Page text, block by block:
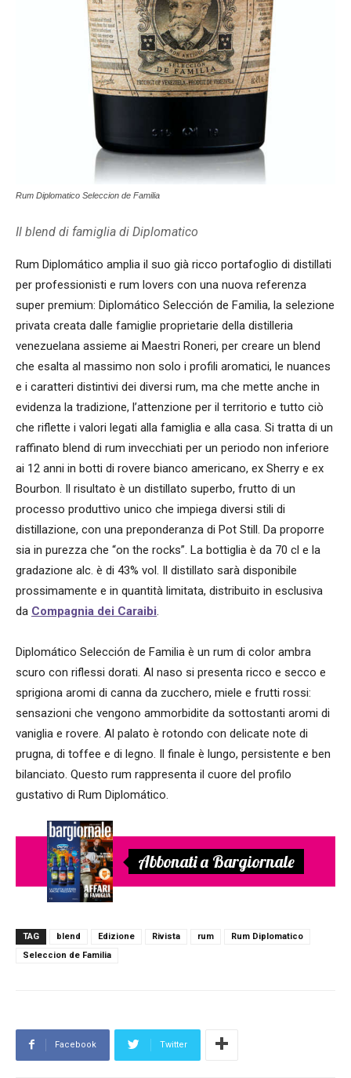
Rum Diplomatico Seleccion de Familia
Il blend di famiglia di Diplomatico
Rum Diplomático amplia il suo già ricco portafoglio di distillati
per professionisti e rum lovers con una nuova referenza
super premium: Diplomático Selección de Familia, la selezione
privata creata dalle famiglie proprietarie della distilleria
venezuelana assieme ai Maestri Roneri, per creare un blend
che esalta al massimo non solo i profili aromatici, le nuances
e i caratteri distintivi dei diversi rum, ma che mette anche in
evidenza la tradizione, l’attenzione per il territorio e tutto ciò
che riflette i valori legati alla famiglia e alla casa. Si tratta di un
raffinato blend di rum invecchiati per un periodo non inferiore
ai 12 anni in botti di rovere bianco americano, ex Sherry e ex
Bourbon. Il risultato è un distillato superbo, frutto di un
processo produttivo unico che impiega diversi stili di
distillazione, con una preponderanza di Pot Still. Da proporre
sia in purezza che “on the rocks”. La bottiglia è da 70 cl e la
gradazione alc. è di 43% vol. Il distillato sarà disponibile
prossimamente e in quantità limitata, distribuito in esclusiva
da Compagnia dei Caraibi.
Diplomático Selección de Familia è un rum di color ambra
scuro con riflessi dorati. Al naso si presenta ricco e secco e
sprigiona aromi di canna da zucchero, miele e frutti rossi:
sensazioni che vengono ammorbidite da sottostanti aromi di
vaniglia e rovere. Al palato è rotondo con delicate note di
prugna, di toffee e di legno. Il finale è lungo, persistente e ben
bilanciato. Questo rum rappresenta il cuore del profilo
gustativo di Rum Diplomático.
Abbonati a Bargiornale
TAG blend Edizione Rivista rum
Rum Diplomatico
Seleccion de Familia
Facebook Twitter